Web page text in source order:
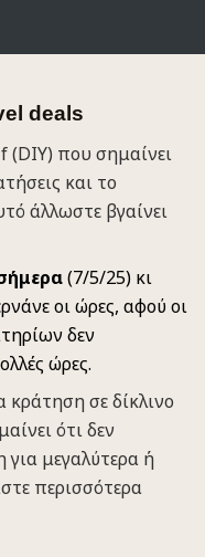
deals
(DIY) που σημαίνει
και το
άλλωστε βγαίνει
(7/5/25) κι
οι ώρες, αφού οι
δεν
ώρες.
κράτηση σε δίκλινο
ότι δεν
για μεγαλύτερα ή
περισσότερα